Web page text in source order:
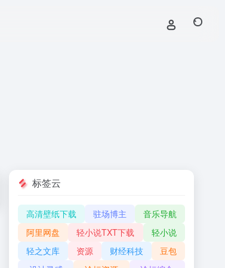
标签云
高清壁纸下载 驻场博主
音乐导航
阿里网盘
轻小说TXT下载
轻小说
轻之文库
资源 财经科技
豆包